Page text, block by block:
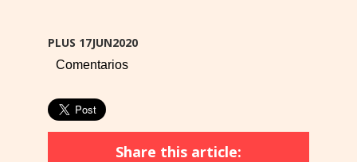
PLUS 17JUN2020
Comentarios
Share this article: